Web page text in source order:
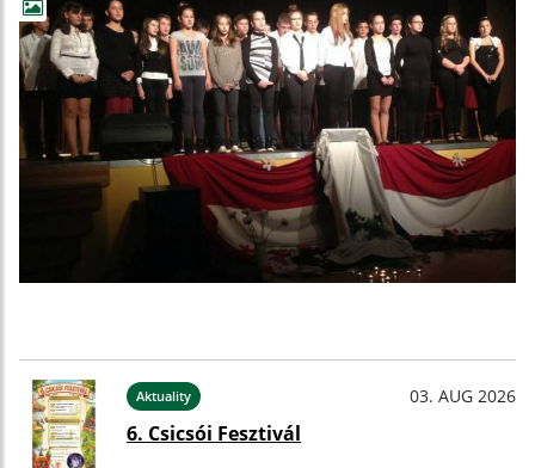
Aktuality 03. AUG 2026
6. Csicsói Fesztivál